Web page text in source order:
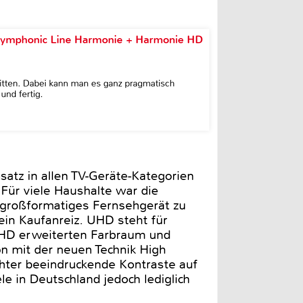
Line Harmonie + Harmonie HD
Dabei kann man es ganz pragmatisch
fertig.
in allen TV-Geräte-Kategorien
viele Haushalte war die
Fernsehgerät zu
Kaufanreiz. UHD steht für
erweiterten Farbraum und
mit der neuen Technik High
beeindruckende Kontraste auf
in Deutschland jedoch lediglich